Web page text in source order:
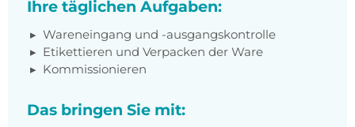
Ihre täglichen Aufgaben:
Wareneingang und -ausgangskontrolle
Etikettieren und Verpacken der Ware
Kommissionieren
Das bringen Sie mit: